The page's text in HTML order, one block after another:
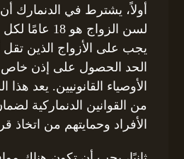
أولاً، يشترط في الدنمارك
لسن الزواج هو
يجب على الأزواج الذين
الحد الحصول على إذن خاص
الأوصياء القانونيين. يعد
من القوانين الدنماركية
الأفراد وحمايتهم من